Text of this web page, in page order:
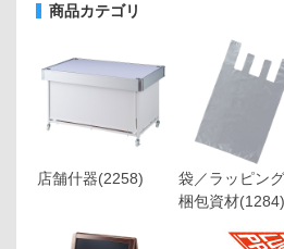
商品カテゴリ
店舗什器(2258)
袋／ラッピン
梱包資材(1284)